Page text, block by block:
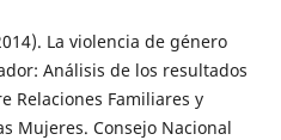
La violencia de género
Análisis de los resultados
Relaciones Familiares y
Mujeres. Consejo Nacional